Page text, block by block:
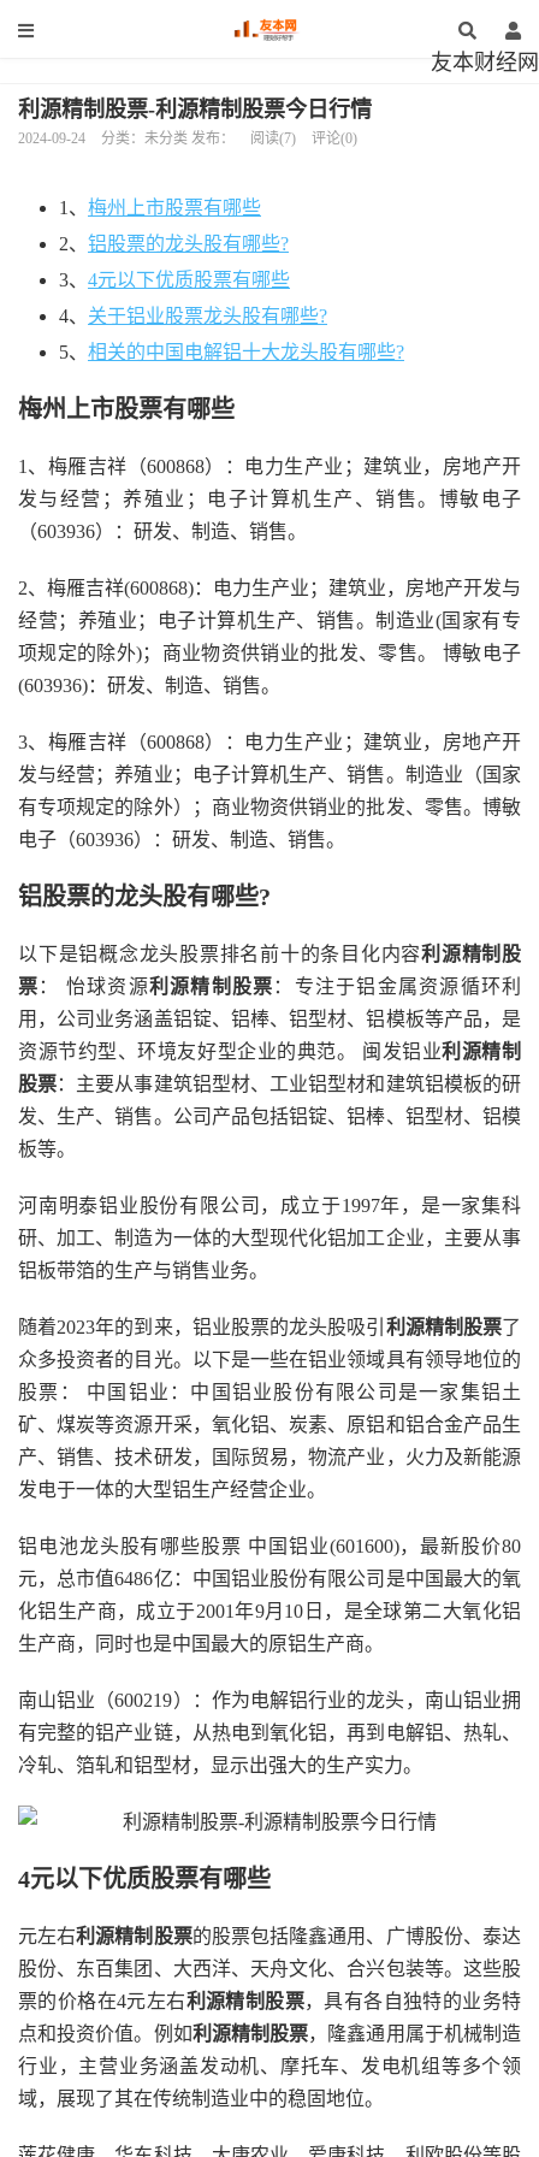
友本财经网
利源精制股票-利源精制股票今日行情
2024-09-24 分类：未分类 发布： 阅读(7) 评论(0)
1、 梅州上市股票有哪些
2、 铝股票的龙头股有哪些?
3、 4元以下优质股票有哪些
4、 关于铝业股票龙头股有哪些?
5、 相关的中国电解铝十大龙头股有哪些?
梅州上市股票有哪些
1、梅雁吉祥（600868）：电力生产业；建筑业，房地产开
发与经营；养殖业；电子计算机生产、销售。博敏电子
（603936）：研发、制造、销售。
2、梅雁吉祥(600868)：电力生产业；建筑业，房地产开发与
经营；养殖业；电子计算机生产、销售。制造业(国家有专
项规定的除外)；商业物资供销业的批发、零售。 博敏电子
(603936)：研发、制造、销售。
3、梅雁吉祥（600868）：电力生产业；建筑业，房地产开
发与经营；养殖业；电子计算机生产、销售。制造业（国家
有专项规定的除外）；商业物资供销业的批发、零售。博敏
电子（603936）：研发、制造、销售。
铝股票的龙头股有哪些?
以下是铝概念龙头股票排名前十的条目化内容利源精制股
票 ： 怡球资源利源精制股票 ：专注于铝金属资源循环利
用，公司业务涵盖铝锭、铝棒、铝型材、铝模板等产品，是
资源节约型、环境友好型企业的典范。 闽发铝业利源精制
股票：主要从事建筑铝型材、工业铝型材和建筑铝模板的研
发、生产、销售。公司产品包括铝锭、铝棒、铝型材、铝模
板等。
河南明泰铝业股份有限公司，成立于1997年，是一家集科
研、加工、制造为一体的大型现代化铝加工企业，主要从事
铝板带箔的生产与销售业务。
随着2023年的到来，铝业股票的龙头股吸引 利源精制股票了
众多投资者的目光。以下是一些在铝业领域具有领导地位的
股票： 中国铝业：中国铝业股份有限公司是一家集铝土
矿、煤炭等资源开采，氧化铝、炭素、原铝和铝合金产品生
产、销售、技术研发，国际贸易，物流产业，火力及新能源
发电于一体的大型铝生产经营企业。
铝电池龙头股有哪些股票 中国铝业(601600)，最新股价80
元，总市值6486亿：中国铝业股份有限公司是中国最大的氧
化铝生产商，成立于2001年9月10日，是全球第二大氧化铝
生产商，同时也是中国最大的原铝生产商。
南山铝业（600219）：作为电解铝行业的龙头，南山铝业拥
有完整的铝产业链，从热电到氧化铝，再到电解铝、热轧、
冷轧、箔轧和铝型材，显示出强大的生产实力。
4元以下优质股票有哪些
元左右利源精制股票的股票包括隆鑫通用、广博股份、泰达
股份、东百集团、大西洋、天舟文化、合兴包装等。这些股
票的价格在4元左右利源精制股票，具有各自独特的业务特
点和投资价值。例如利源精制股票，隆鑫通用属于机械制造
行业，主营业务涵盖发动机、摩托车、发电机组等多个领
域，展现了其在传统制造业中的稳固地位。